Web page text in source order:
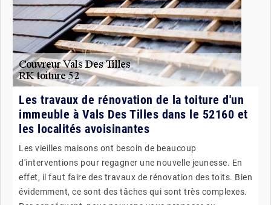
Les travaux de rénovation de la toiture d'un
immeuble à Vals Des Tilles dans le 52160 et
les localités avoisinantes
Les vieilles maisons ont besoin de beaucoup
d'interventions pour regagner une nouvelle jeunesse. En
effet, il faut faire des travaux de rénovation des toits. Bien
évidemment, ce sont des tâches qui sont très complexes.